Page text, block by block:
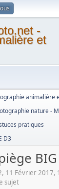
-
et
animalière
nature -
pratiques
D3
BIG
11 Février 2017,
sujet